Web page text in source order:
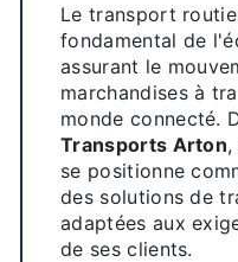
Le transport
fondamental de
assurant le
marchandises à
monde connecté.
Transports Arton
se positionne
des solutions de
adaptées aux
de ses clients.